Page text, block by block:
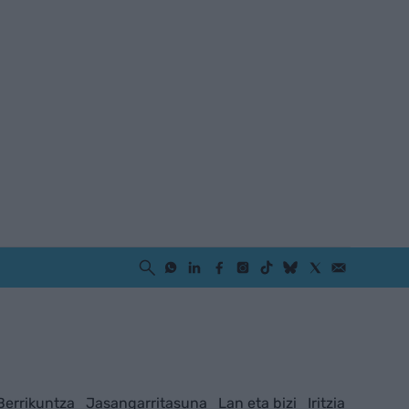
Jasangarritasuna Lan eta bizi Iritzia